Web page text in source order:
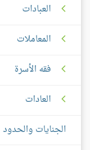
العبادات
المعاملات
فقه الأسرة
العادات
الجنايات والحدود